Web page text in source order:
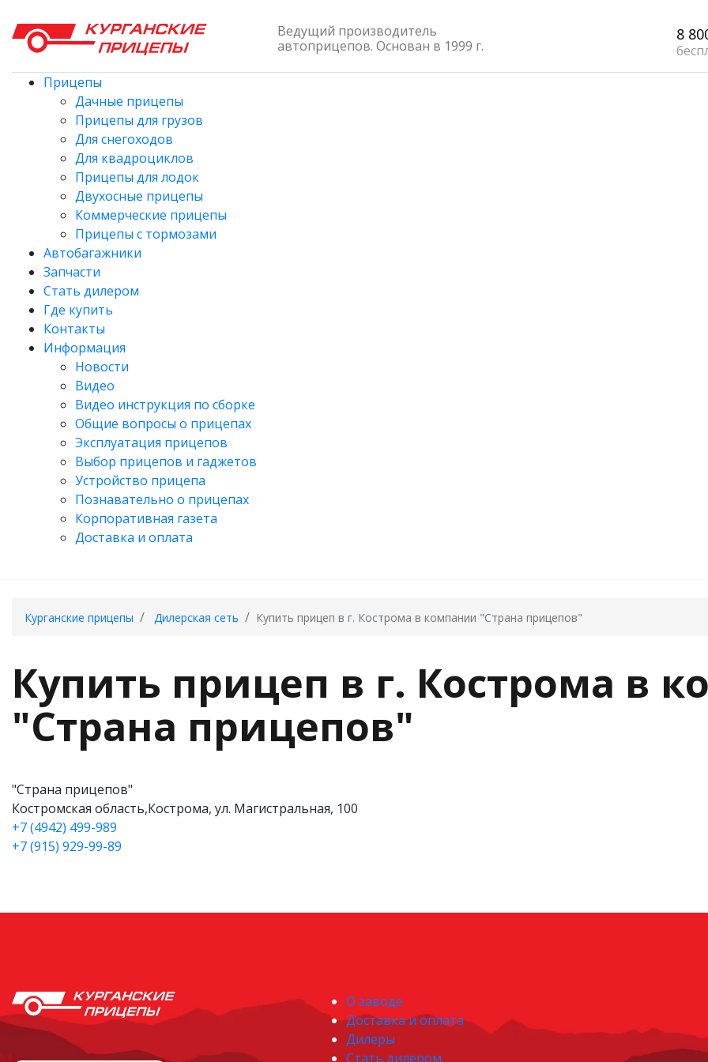
Ведущий производитель
автоприцепов. Основан в 1999 г.
8
Прицепы
Дачные прицепы
Прицепы для грузов
Для снегоходов
Для квадроциклов
Прицепы для лодок
Двухосные прицепы
Коммерческие прицепы
Прицепы с тормозами
Автобагажники
Запчасти
Стать дилером
Где купить
Контакты
Информация
Новости
Видео
Видео инструкция по сборке
Общие вопросы о прицепах
Эксплуатация прицепов
Выбор прицепов и гаджетов
Устройство прицепа
Познавательно о прицепах
Корпоративная газета
Доставка и оплата
Курганские прицепы Дилерская сеть Купить прицеп в г. Кострома в компании "Страна прицепов"
Купить прицеп в г. Кострома в
"Страна прицепов"
"Страна прицепов"
Костромская область,Кострома, ул. Магистральная, 100
+7 (4942) 499-989
+7 (915) 929-99-89
О заводе
Доставка и оплата
Дилеры
Стать дилером